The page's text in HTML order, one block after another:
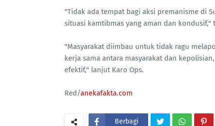
"Tidak ada tempat bagi aksi premanisme di
situasi kamtibmas yang aman dan kondusif,"
"Masyarakat diimbau untuk tidak ragu
kerja sama antara masyarakat dan
efektif," lanjut Karo Ops.
Red/anekafakta.com
Berbagi